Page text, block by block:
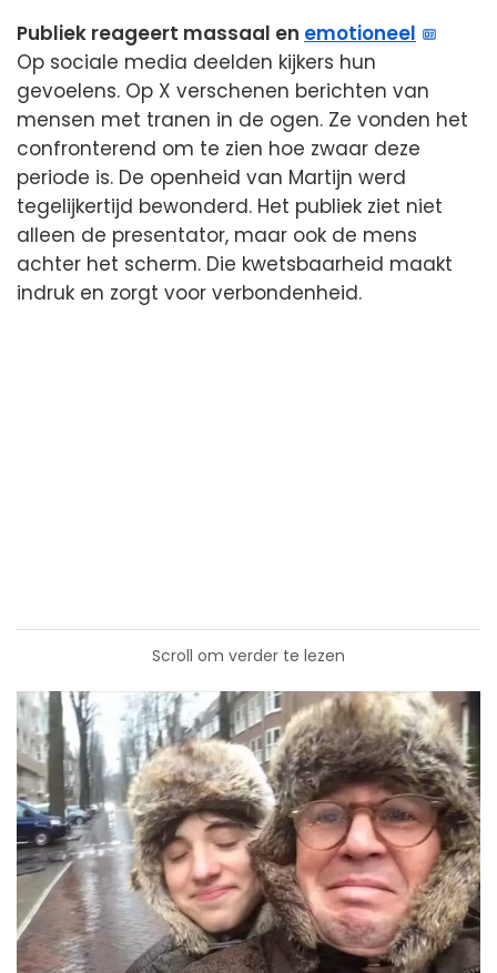
Publiek reageert massaal en emotioneel
Op sociale media deelden kijkers hun
gevoelens. Op X verschenen berichten van
mensen met tranen in de ogen. Ze vonden het
confronterend om te zien hoe zwaar deze
periode is. De openheid van Martijn werd
tegelijkertijd bewonderd. Het publiek ziet niet
alleen de presentator, maar ook de mens
achter het scherm. Die kwetsbaarheid maakt
indruk en zorgt voor verbondenheid.
Scroll om verder te lezen